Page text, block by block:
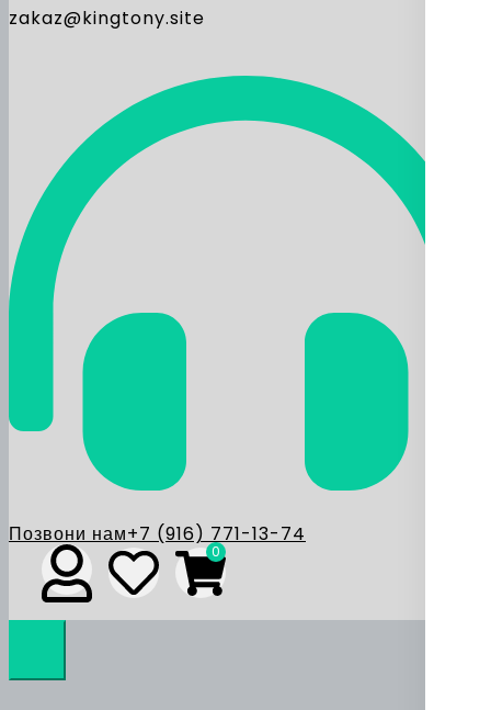
zakaz@kingtony.site
Позвони нам+7 (916) 771-13-74
0